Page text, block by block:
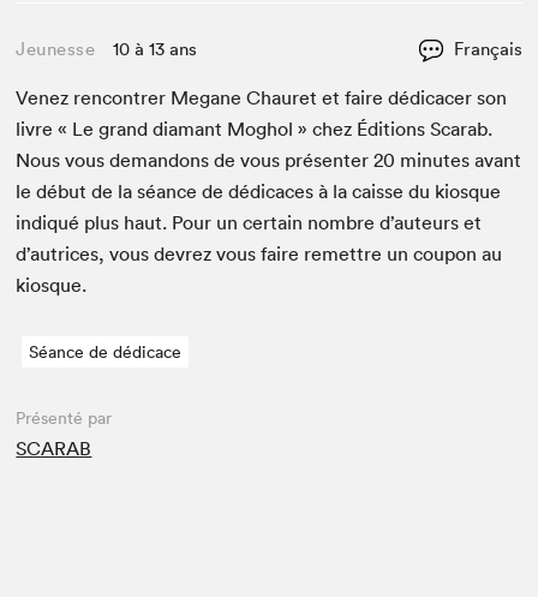
Jeunesse 10 à 13 ans Français
Venez ren­con­tr­er Megane Chau­ret et faire dédi­cac­er son
livre « Le grand dia­mant Moghol » chez Édi­tions Scarab.
Nous vous deman­dons de vous présen­ter20 min­utes avant
le début de la séance de dédi­caces à la caisse du kiosque
indiqué plus haut. Pour un cer­tain nom­bre d’auteurs et
d’autrices, vous devrez vous faire remet­tre un coupon au
kiosque.
Séance de dédicace
Présenté par
SCARAB